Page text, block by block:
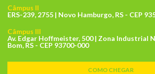
Câmpus II
ERS-239, 2755 | Novo Hamburgo, RS - CEP
Câmpus III
Av. Edgar Hoffmeister, 500 | Zona Industrial
Bom, RS - CEP 93700-000
COMO CHEGAR